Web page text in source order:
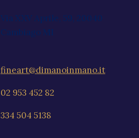
Via XXV Aprile, 59, 20040
Cambiago MI
fineart@dimanoinmano.it
02 953 452 82
334 504 5138